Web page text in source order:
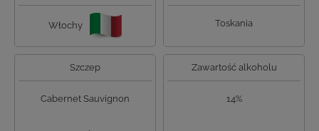
Włochy Toskania
Szczep
Cabernet Sauvignon
Zawartość alkoholu
14%